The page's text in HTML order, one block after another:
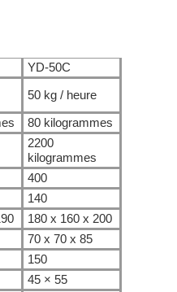
YD-50C
50 kg / heure
80 kilogrammes
2200
kilogrammes
400
140
180 x 160 x 200
70 x 70 x 85
150
45 × 55